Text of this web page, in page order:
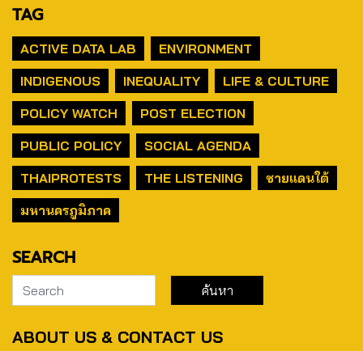
TAG
ACTIVE DATA LAB
ENVIRONMENT
INDIGENOUS
INEQUALITY
LIFE & CULTURE
POLICY WATCH
POST ELECTION
PUBLIC POLICY
SOCIAL AGENDA
THAIPROTESTS
THE LISTENING
ชายแดนใต้
มหานครภูมิภาค
SEARCH
ABOUT US & CONTACT US